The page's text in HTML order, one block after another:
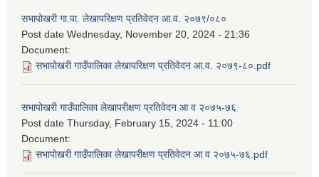
सभापोखरी गा.पा. लेखापरिक्षण प्रतिवेदन आ.व. २०७९/०८०
Post date Wednesday, November 20, 2024 - 21:36
Document:
सभापोखरी गाउँपालिका लेखापरिक्षण प्रतिवेदन आ.व. २०७९-८०.pdf
सभापोखरी गाउँपालिका लेखापरीक्षण प्रतिवेदन आ व २०७५-७६
Post date Thursday, February 15, 2024 - 11:00
Document:
सभापोखरी गाउँपालिका लेखापरीक्षण प्रतिवेदन आ व २०७५-७६.pdf